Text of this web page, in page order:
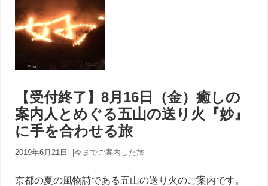
【受付終了】8月16日（金）癒しの
案内人とめぐる五山の送り火『妙』
に手を合わせる旅
2019年6月21日 今までご案内した旅
京都の夏の風物詩である五山の送り火のご案内です。